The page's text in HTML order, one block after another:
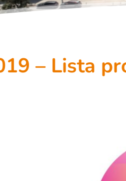
– Lista